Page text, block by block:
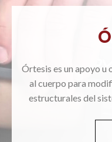
Órtesis es un apoyo
al cuerpo para
estructurales del